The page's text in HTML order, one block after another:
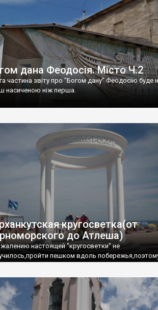
дана Феодосія. Місто Ч.2
частина звіту про "Богом дану" Феодосію буде
насиченою ніж перша.
кругосветка(от
до Атлеша)
настоящей "кругосветки" не
пешком вдоль